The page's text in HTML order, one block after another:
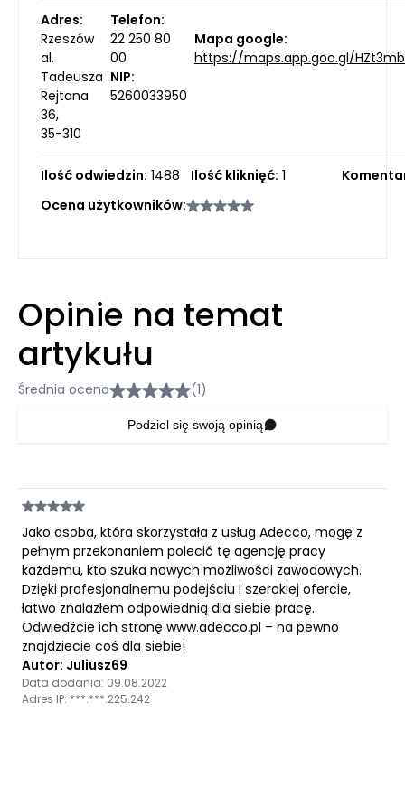
Adres:
Rzeszów
al.
Tadeusza
Rejtana
36,
35-310
Telefon:
22 250 80
00
NIP:
5260033950
Mapa google:
https://maps.app.goo.gl/
Ilość odwiedzin: 1488 Ilość kliknięć: 1
Ocena użytkowników:
Opinie na temat
artykułu
Średnia ocena (1)
Podziel się swoją opinią
Jako osoba, która skorzystała z usług Adecco, mogę z
pełnym przekonaniem polecić tę agencję pracy
każdemu, kto szuka nowych możliwości zawodowych.
Dzięki profesjonalnemu podejściu i szerokiej ofercie,
łatwo znalazłem odpowiednią dla siebie pracę.
Odwiedźcie ich stronę www.adecco.pl – na pewno
znajdziecie coś dla siebie!
Autor: Juliusz69
Data dodania: 09.08.2022
Adres IP: ***.***.225.242